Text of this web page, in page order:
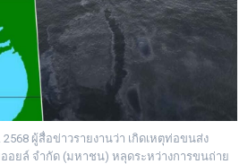
2568 ผู้สื่อข่าวรายงานว่า เกิดเหตุท่อขนส่ง
อยล์ จำกัด (มหาชน) หลุดระหว่างการขนถ่าย